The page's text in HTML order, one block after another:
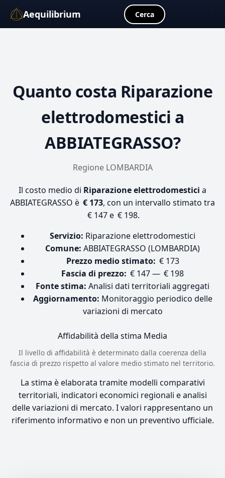
Aequilibrium Cerca
Quanto costa Riparazione
elettrodomestici a
ABBIATEGRASSO?
Regione LOMBARDIA
Il costo medio di Riparazione elettrodomestici a
ABBIATEGRASSO è € 173, con un intervallo stimato tra
€ 147 e € 198.
Servizio: Riparazione elettrodomestici
Comune: ABBIATEGRASSO (LOMBARDIA)
Prezzo medio stimato: € 173
Fascia di prezzo: € 147 — € 198
Fonte stima: Analisi dati territoriali aggregati
Aggiornamento: Monitoraggio periodico delle
variazioni di mercato
Affidabilità della stima Media
Il livello di affidabilità è determinato dalla coerenza della
fascia di prezzo rispetto al valore medio stimato nel territorio.
La stima è elaborata tramite modelli comparativi
territoriali, indicatori economici regionali e analisi
delle variazioni di mercato. I valori rappresentano un
riferimento informativo e non un preventivo ufficiale.